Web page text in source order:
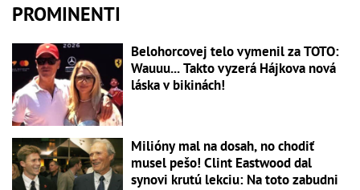
PROMINENTI
Belohorcovej telo vymenil za TOTO:
Wauuu... Takto vyzerá Hájkova nová
láska v bikinách!
Milióny mal na dosah, no chodiť
musel pešo! Clint Eastwood dal
synovi krutú lekciu: Na toto zabudni